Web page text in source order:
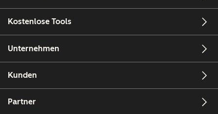
Kostenlose Tools
Unternehmen
Kunden
Partner